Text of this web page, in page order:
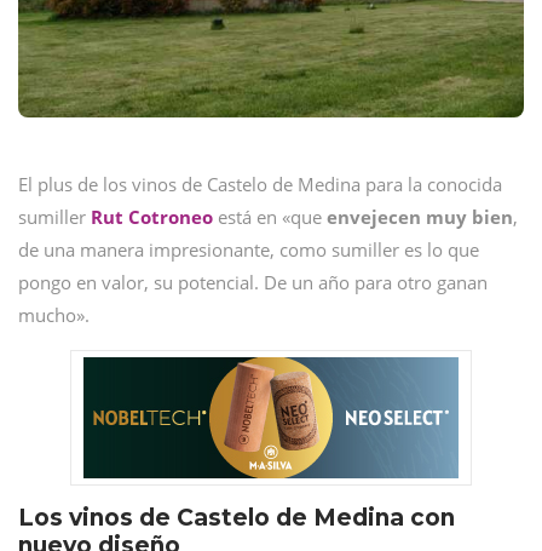
El plus de los vinos de Castelo de Medina para la conocida
sumiller Rut Cotroneo está en «que envejecen muy bien,
de una manera impresionante, como sumiller es lo que
pongo en valor, su potencial. De un año para otro ganan
mucho».
Los vinos de Castelo de Medina con